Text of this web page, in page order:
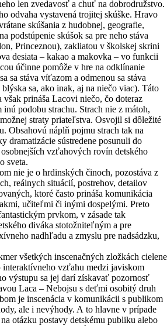
len zvedavosť a chuť na dobrodružstvo.
odvaha vystavená trojitej skúške. Hravo
skúšania z hudobnej, geografie,
podstúpenie skúšok sa pre neho stáva
Princeznou), zakliatou v školskej skrini
desiata – kakao a makovka – vo funkcii
účinne pomôže v hre na odklínanie
sa stáva víťazom a odmenou sa stáva
sa, ako inak, aj na niečo viac). Táto
však prináša Lacovi niečo, čo doteraz
podobu strachu. Strach nie z mátoh,
straty priateľstva. Osvojil si dôležité
Obsahovú náplň pojmu strach tak na
dramatizácie sústredene posunuli do
vzťahových rovín detského
sveta.
nie je o hrdinských činoch, pozostáva z
reálnych situácií, postrehov, detailov
ktoré často prináša komunikácia
učiteľmi či inými dospelými. Preto
prvkom, v zásade tak
diváka stotožniteľným a pre
nadhľadu a zmyslu pre nadsádzku,
všetkých inscenačných zložkách cielene
interaktívneho vzťahu medzi javiskom
výstupu sa jej darí získavať pozornosť
Laca – Nebojsu s deťmi osobitý druh
je inscenácia v komunikácii s publikom
ale i nevýhody. A to hlavne v prípade
otázku postavy detskému publiku alebo